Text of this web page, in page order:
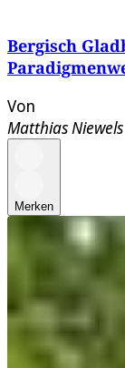
Bergisch
Von
Matthias Niewels
Merken